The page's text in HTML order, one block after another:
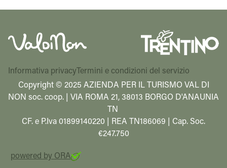
Informativa privacy Termini e condizioni del servizio
Copyright © 2025 AZIENDA PER IL TURISMO VAL DI
NON soc. coop. | VIA ROMA 21, 38013 BORGO D'ANAUNIA
TN
CF. e P.Iva 01899140220 | REA TN186069 | Cap. Soc.
€247.750
powered by ORA